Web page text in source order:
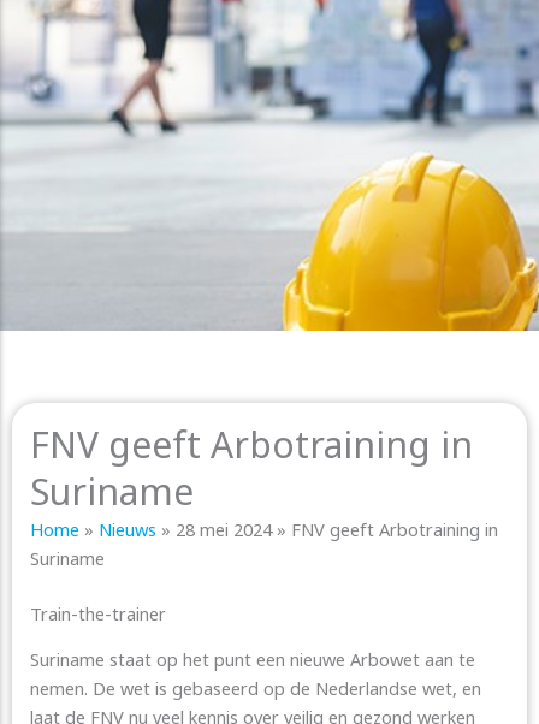
FNV geeft Arbotraining in
Suriname
Home » Nieuws » 28 mei 2024» FNV geeft Arbotraining in
Suriname
Train-the-trainer
Suriname staat op het punt een nieuwe Arbowet aan te
nemen. De wet is gebaseerd op de Nederlandse wet, en
laat de FNV nu veel kennis over veilig en gezond werken